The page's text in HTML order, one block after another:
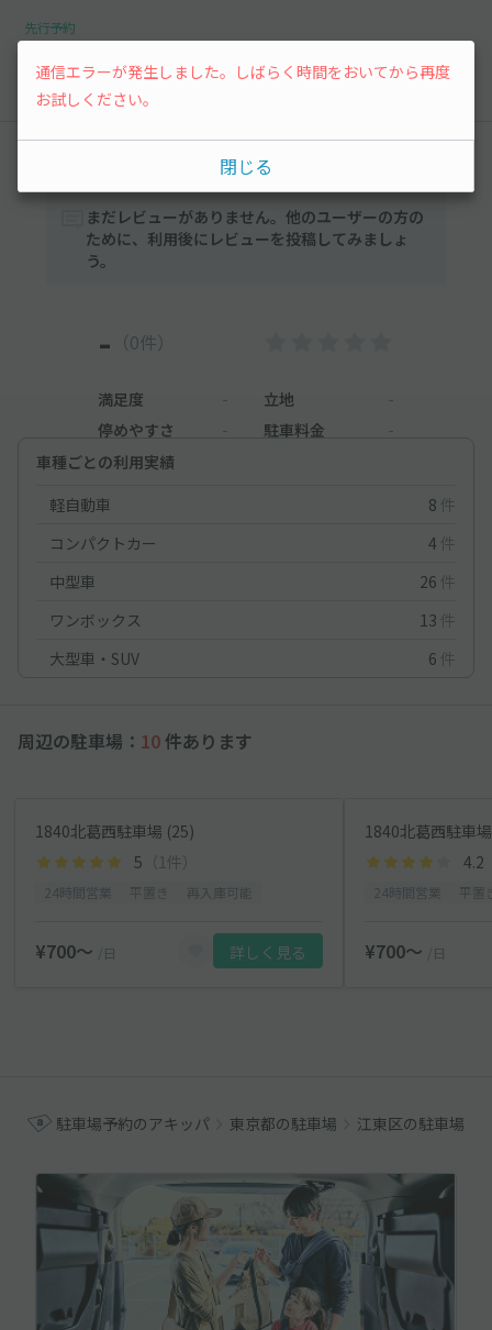
先行予約
以降の空き状況は毎日24:00に更新されます。
まだレビューがありません。他のユーザーの方の
ために、利用後にレビューを投稿してみましょ
う。
- （0件）
満足度 - 立地
-
停めやすさ
駐車料金
車種ごとの利用実績
軽自動車
8 件
コンパクトカー
4 件
中型車
26 件
ワンボックス
13 件
大型車・SUV
6 件
周辺の駐車場： 10 件あります
1840北葛西駐車場 (25)
5 （1件）
¥700〜 /日 詳しく見る
1840北葛西駐車
4.2
¥700〜 /日
駐車場予約のアキッパ 東京都の駐車場 江東区の駐車場
通信エラーが発生しました。しばらく時間をおいてから再度
お試しください。
閉じる